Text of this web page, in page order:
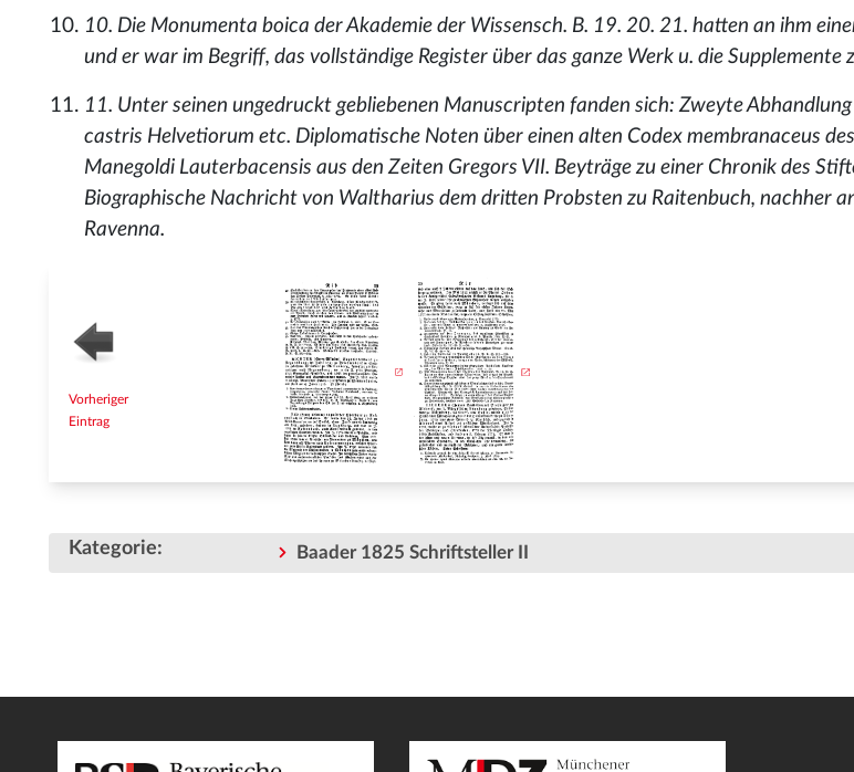
10. Die Monumenta boica der Akademie der Wissensch. B. 19. 20. 21. hatten an ihm
und er war im Begriff, das vollständige Register über das ganze Werk u. die Supplemente
11. Unter seinen ungedruckt gebliebenen Manuscripten fanden sich: Zweyte
castris Helvetiorum etc. Diplomatische Noten über einen alten Codex membranaceus
Manegoldi Lauterbacensis aus den Zeiten Gregors VII. Beyträge zu einer Chronik des
Biographische Nachricht von Waltharius dem dritten Probsten zu Raitenbuch, nachher
Ravenna.
Vorheriger
Eintrag
Kategorie: Baader 1825 Schriftsteller II